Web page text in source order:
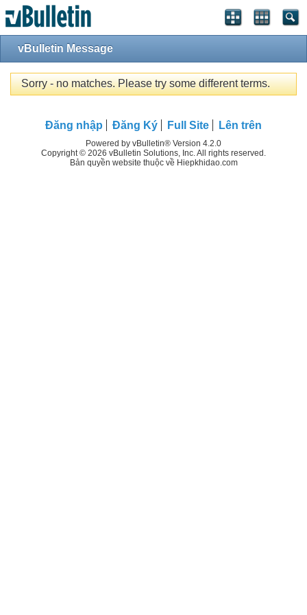
vBulletin Message
Sorry - no matches. Please try some different terms.
Đăng nhập Đăng Ký Full Site Lên trên
Powered by vBulletin® Version 4.2.0
Copyright © 2026 vBulletin Solutions, Inc. All rights reserved.
Bản quyền website thuộc về Hiepkhidao.com